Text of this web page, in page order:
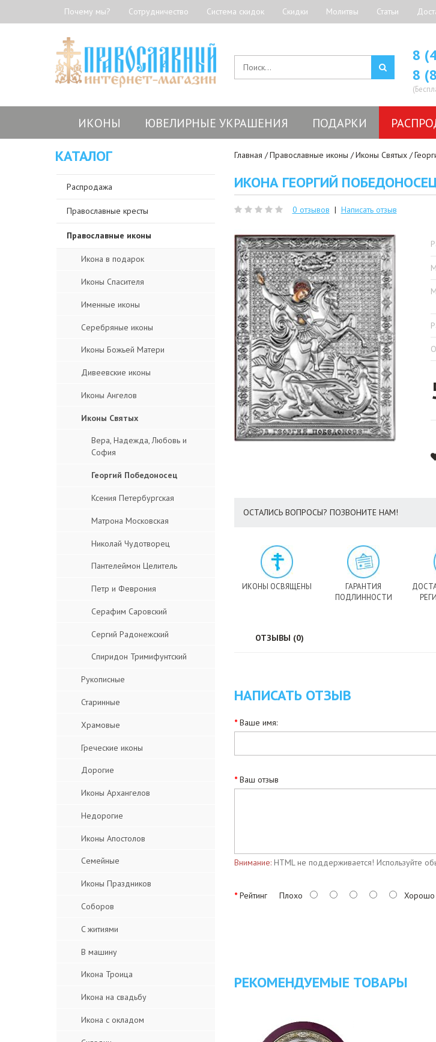
Почему мы? Сотрудничество Система скидок Скидки Молитвы Статьи
8
8
ИКОНЫ ЮВЕЛИРНЫЕ УКРАШЕНИЯ ПОДАРКИ
КАТАЛОГ
Распродажа
Православные кресты
Православные иконы
Икона в подарок
Иконы Спасителя
Именные иконы
Серебряные иконы
Иконы Божьей Матери
Дивеевские иконы
Иконы Ангелов
Иконы Святых
Вера, Надежда, Любовь и
София
Георгий Победоносец
Ксения Петербургская
Матрона Московская
Николай Чудотворец
Пантелеймон Целитель
Петр и Феврония
Серафим Саровский
Сергий Радонежский
Спиридон Тримифунтский
Рукописные
Старинные
Храмовые
Греческие иконы
Дорогие
Иконы Архангелов
Недорогие
Иконы Апостолов
Семейные
Иконы Праздников
Соборов
C житиями
В машину
Икона Троица
Икона на свадьбу
Икона с окладом
Главная Православные иконы Иконы Святых
ИКОНА ГЕОРГИЙ
0 отзывов | Написать отзыв
ОСТАЛИСЬ ВОПРОСЫ? ПОЗВОНИТЕ НАМ!
ИКОНЫ ОСВЯЩЕНЫ
ГАРАНТИЯ
ПОДЛИННОСТИ
ОТЗЫВЫ (0)
НАПИСАТЬ ОТЗЫВ
Ваше имя:
Ваш отзыв
Внимание:HTML не поддерживается! Используйте
РейтингПлохо Хорошо
РЕКОМЕНДУЕМЫЕ ТОВАРЫ